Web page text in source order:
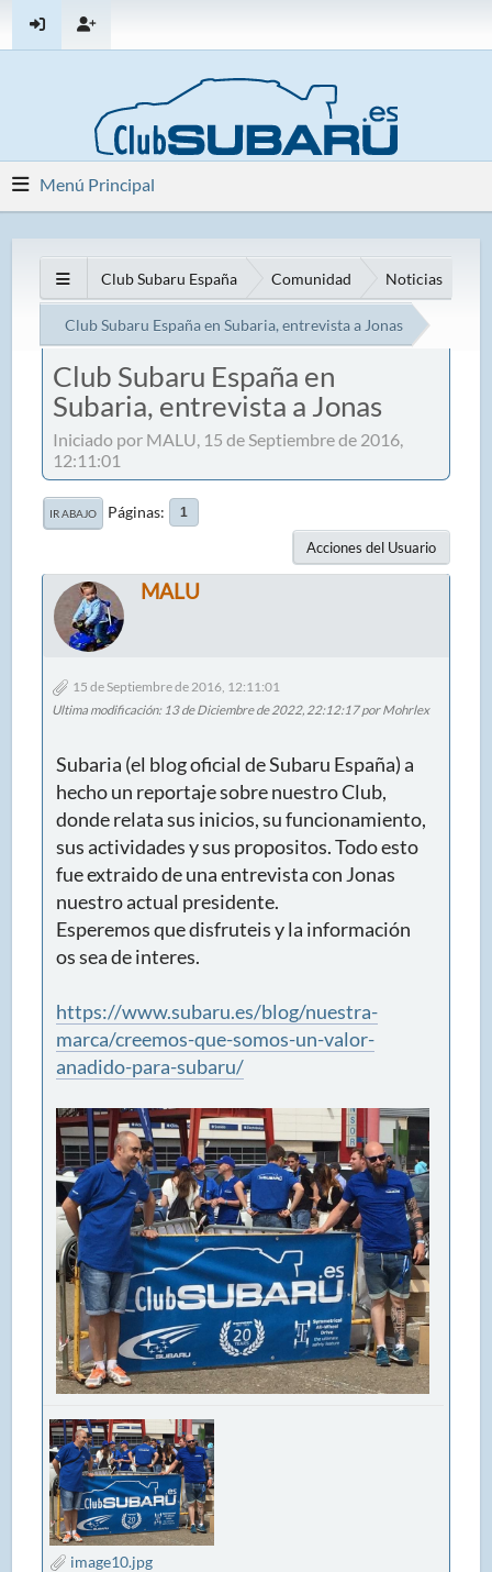
Menú Principal
Club Subaru España Comunidad Noticias
Club Subaru España en Subaria, entrevista a Jonas
Club Subaru España en
Subaria, entrevista a Jonas
Iniciado por MALU, 15 de Septiembre de 2016,
12:11:01
IR ABAJO Páginas 1
Acciones del Usuario
MALU
15 de Septiembre de 2016, 12:11:01
Ultima modificación: 13 de Diciembre de 2022, 22:12:17 por Mohrlex
Subaria (el blog oficial de Subaru España) a
hecho un reportaje sobre nuestro Club,
donde relata sus inicios, su funcionamiento,
sus actividades y sus propositos. Todo esto
fue extraido de una entrevista con Jonas
nuestro actual presidente.
Esperemos que disfruteis y la información
os sea de interes.
https://www.subaru.es/blog/nuestra-
marca/creemos-que-somos-un-valor-
anadido-para-subaru/
image10.jpg